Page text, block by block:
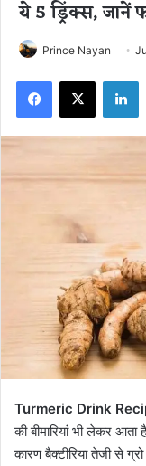
ये 5 ड्रिंक्स, जानें
Prince Nayan
Turmeric Drink
की बीमारियां भी लेकर
कारण बैक्टीरिया तेजी से